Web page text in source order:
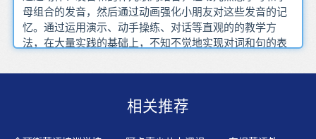
母组合的发音，然后通过动画强化小朋友对这些发音的记
忆。通过运用演示、动手操练、对话等直观的的教学方
法，在大量实践的基础上，不知不觉地实现对词和句的表
归纳和总结出语法规则，使学生对某一语法现象理解更透
由较大区别，包括授课模式、学习方式、互动方式、评估
英语的词汇量与语法是无法想象的。选择的故事应符合儿
相关推荐